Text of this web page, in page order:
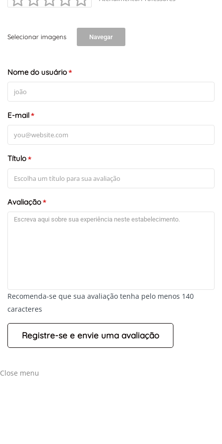
Selecionar imagens Navegar
Nome do usuário*
E-mail*
Título*
Avaliação*
Recomenda-se que sua avaliação tenha pelo menos 140
caracteres
Close menu